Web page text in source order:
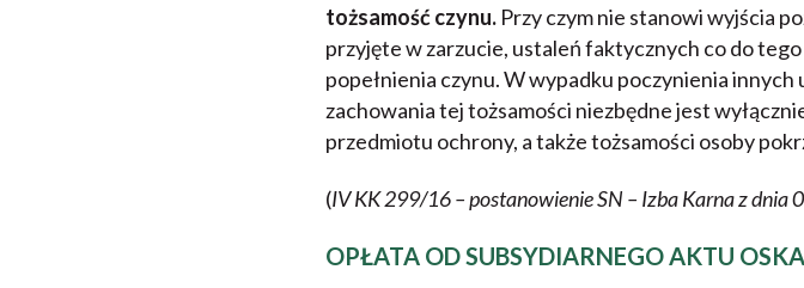
tożsamość czynu. Przy czym nie stanowi wyjścia
przyjęte w zarzucie, ustaleń faktycznych co do
popełnienia czynu. W wypadku poczynienia innych
zachowania tej tożsamości niezbędne jest
przedmiotu ochrony, a także tożsamości osoby
(IV KK 299/16 – postanowienie SN – Izba Karna z
OPŁATA OD SUBSYDIARNEGO AKTU